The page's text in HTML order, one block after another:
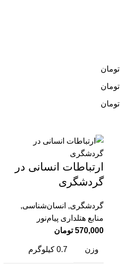
تومان
تومان
تومان
ارتباطات انسانی در
گردشگری
گردشگری, انسان‌شناسی,
منابع هتلداری پیام‌نور
570,000 تومان
وزن 0.7 کیلوگرم